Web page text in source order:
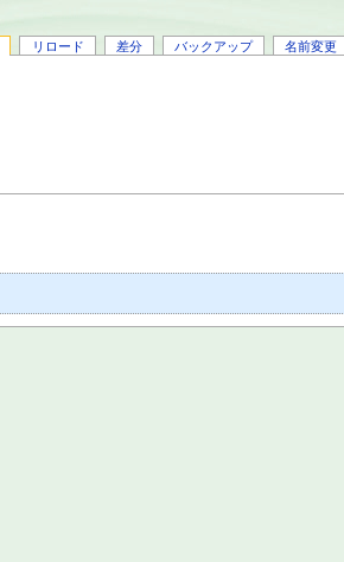
リロード 差分 バックアップ 名前変更